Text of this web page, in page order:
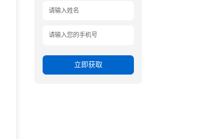
立即获取